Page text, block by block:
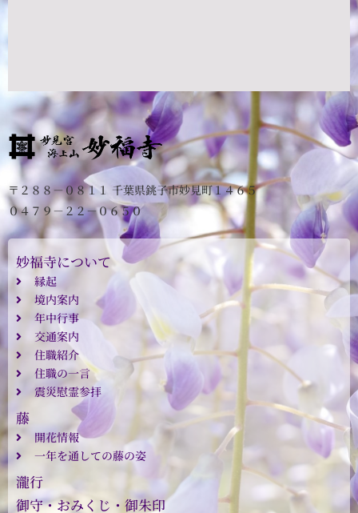
〒２８８－０８１１ 千葉県銚子市妙見町１４６５
０４７９－２２－０６５０
妙福寺について
縁起
境内案内
年中行事
交通案内
住職紹介
住職の一言
震災慰霊参拝
藤
開花情報
一年を通しての藤の姿
瀧行
御守・おみくじ・御朱印